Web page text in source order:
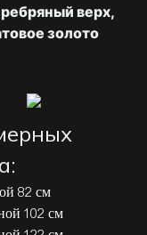
верх,
золото
82 см
102 см